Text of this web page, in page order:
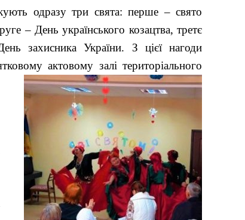
одразу три свята: перше – свято
– День українського козацтва, третє
захисника України. З цієї нагоди
актовому залі територіального